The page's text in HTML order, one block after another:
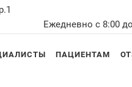
Ежедневно с 8:00
ПАЦИЕНТАМ